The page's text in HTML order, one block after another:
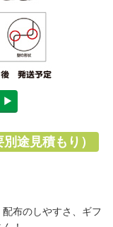
別途見積もり）
布のしやすさ、ギフ